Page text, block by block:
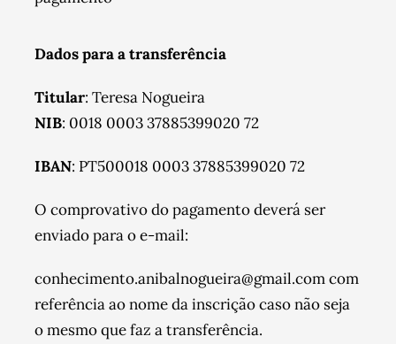
Dados para a transferência
Titular: Teresa Nogueira
NIB: 0018 0003 37885399020 72
IBAN: PT500018 0003 37885399020 72
O comprovativo do pagamento deverá ser
enviado para o e-mail:
conhecimento.anibalnogueira@gmail.com com
referência ao nome da inscrição caso não seja
o mesmo que faz a transferência.